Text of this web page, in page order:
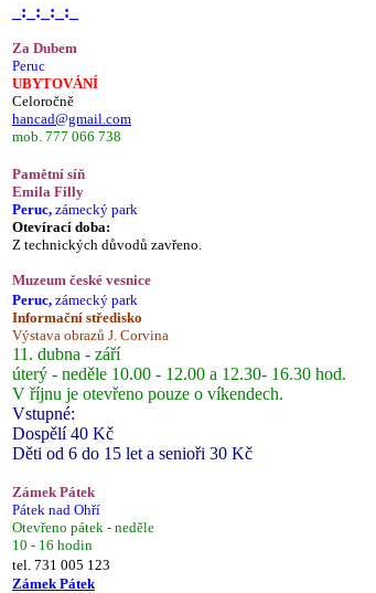
_:_:_:_:_
Za Dubem
Peruc
UBYTOVÁNÍ
Celoročně
hancad@gmail.com
mob. 777 066 738
Pamětní síň
Emila Filly
Peruc, zámecký park
Otevírací doba:
Z technických důvodů zavřeno.
Muzeum české vesnice
Peruc, zámecký park
Informační středisko
Výstava obrazů J. Corvina
11. dubna - září
úterý - neděle 10.00 - 12.00 a 12.30- 16.30 hod.
V říjnu je otevřeno pouze o víkendech.
Vstupné:
Dospělí 40 Kč
Děti od 6 do 15 let a senioři 30 Kč
Zámek Pátek
Pátek nad Ohří
Otevřeno pátek - neděle
10 - 16 hodin
tel. 731 005 123
Zámek Pátek